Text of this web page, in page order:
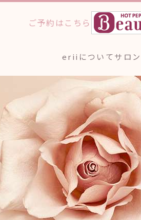
eriiについてサロ
ワックストリートメントエステティッ
アイブロウスタイリング
個人のお客様へ
ご予約はこちら